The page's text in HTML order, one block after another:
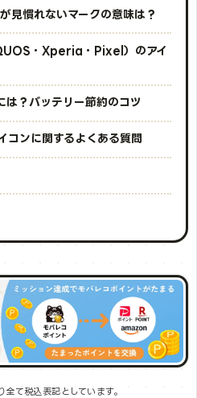
見慣れないマークの意味は？
・Xperia・Pixel）のアイ
は？バッテリー節約のコツ
ンに関するよくある質問
て税込表記としています。